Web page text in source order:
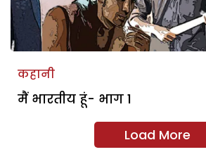
कहानी
मैं भारतीय हूं- भाग 1
Load More